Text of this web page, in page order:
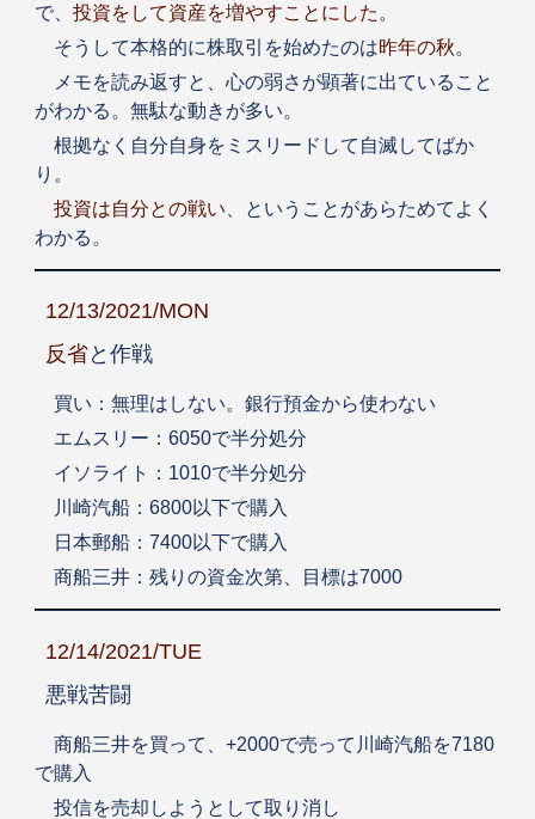
で、 投資をして資産を増やすことにした 。
そうして本格的に株取引を始めたのは昨年の秋。
メモを読み返すと、心の弱さが顕著に出ていること
がわかる。無駄な動きが多い。
根拠なく自分自身をミスリードして自滅してばか
り。
投資は自分との戦い 、ということがあらためてよく
わかる。
12/13/2021/MON
反省と作戦
買い：無理はしない。銀行預金から使わない
エムスリー：6050で半分処分
イソライト：1010で半分処分
川崎汽船：6800以下で購入
日本郵船：7400以下で購入
商船三井：残りの資金次第、目標は7000
12/14/2021/TUE
悪戦苦闘
商船三井を買って、+2000で売って川崎汽船を7180
で購入
投信を売却しようとして取り消し